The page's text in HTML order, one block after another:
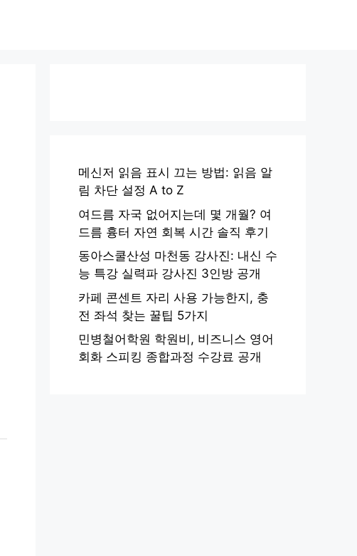
메신저 읽음 표시 끄는 방법: 읽음 알
림 차단 설정 A to Z
여드름 자국 없어지는데 몇 개월? 여
드름 흉터 자연 회복 시간 솔직 후기
동아스쿨산성 마천동 강사진: 내신 수
능 특강 실력파 강사진 3인방 공개
카페 콘센트 자리 사용 가능한지, 충
전 좌석 찾는 꿀팁 5가지
민병철어학원 학원비, 비즈니스 영어
회화 스피킹 종합과정 수강료 공개